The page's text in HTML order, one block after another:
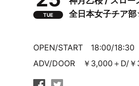
TUE
全日本女子チア
OPEN/START 18:00/18:30
ADV/DOOR ￥3,000＋D/￥